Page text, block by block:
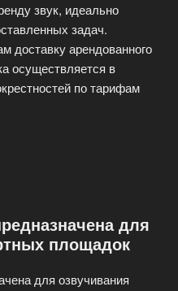
звук, идеально
задач.
доставку арендованного
осуществляется в
по тарифам
для
площадок
для озвучивания